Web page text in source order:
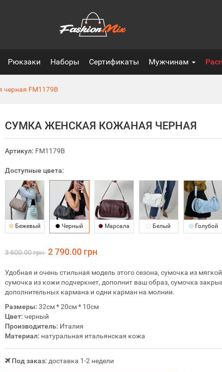
Рюкзаки Наборы Сертификаты Мужчинам
черная FM1179B
СУМКА ЖЕНСКАЯ КОЖАНАЯ ЧЕРНАЯ
Артикул: FM1179B
Доступные цвета:
Бежевый Черный Марсала Белый Голубой
3 600.00 грн 2 790.00 грн
Удобная и очень стильная модель этого сезона, сумочка из
сумочка из кожи подчеркнет, дополнит ваш образ, сумочка
дополнительных кармана и одни карман на молнии.
Размеры: 32см * 20см * 10см
Цвет: черный
Производитель: Италия
Материал: натуральная итальянская кожа
Под заказ: доставка 1-2 недели